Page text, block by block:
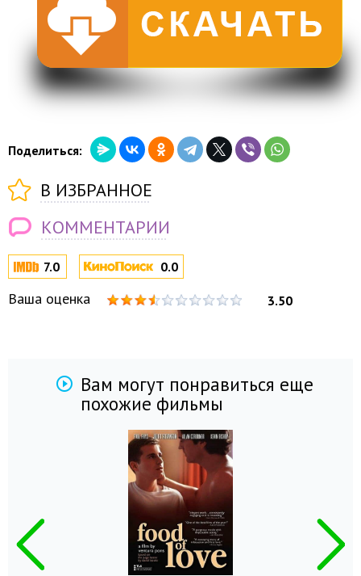
7.0 0.0
Ваша оценка 3.50
Поделиться:
В ИЗБРАННОЕ
КОММЕНТАРИИ
Вам могут понравиться еще
похожие фильмы